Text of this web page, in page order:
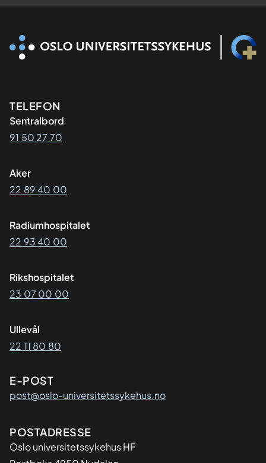
Kontaktinformasjon
TELEFON
Sentralbord
91 50 27 70
Aker
22 89 40 00
Radiumhospitalet
22 93 40 00
Rikshospitalet
23 07 00 00
Ullevål
22 11 80 80
E-POST
post@oslo-universitetssykehus.no
Adresse
POSTADRESSE
Oslo universitetssykehus HF